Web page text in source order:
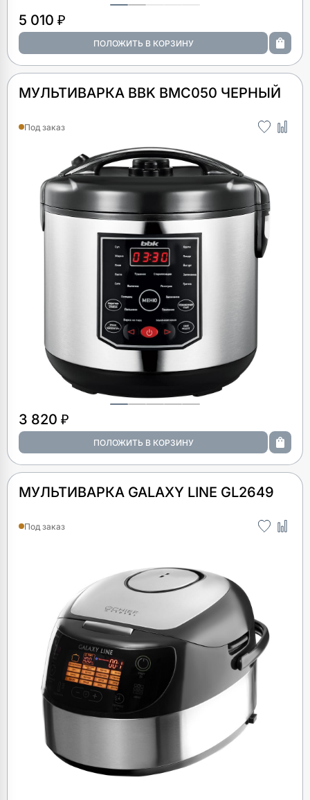
5 010 ₽
МУЛЬТИВАРКА BBK BMC050 ЧЕРНЫЙ
Под заказ
3 820 ₽
МУЛЬТИВАРКА GALAXY LINE GL2649
Под заказ